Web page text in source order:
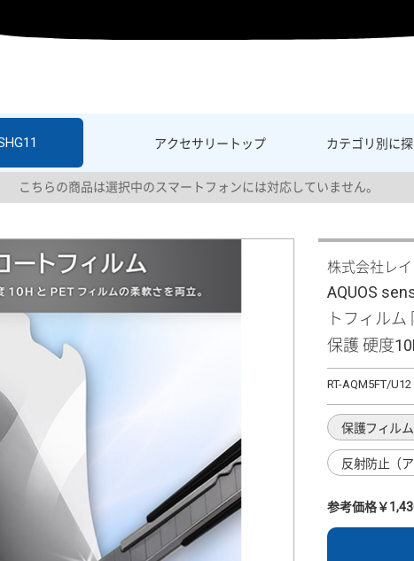
アクセサリー トップ カテゴリ別に
こちらの商品は選択中のスマートフォンには対応していません。
株式会社レ
AQUOS
トフィル
保護 硬度
RT-AQM5FT/U12
保護フィルム
反射防止（ア
参考価格￥